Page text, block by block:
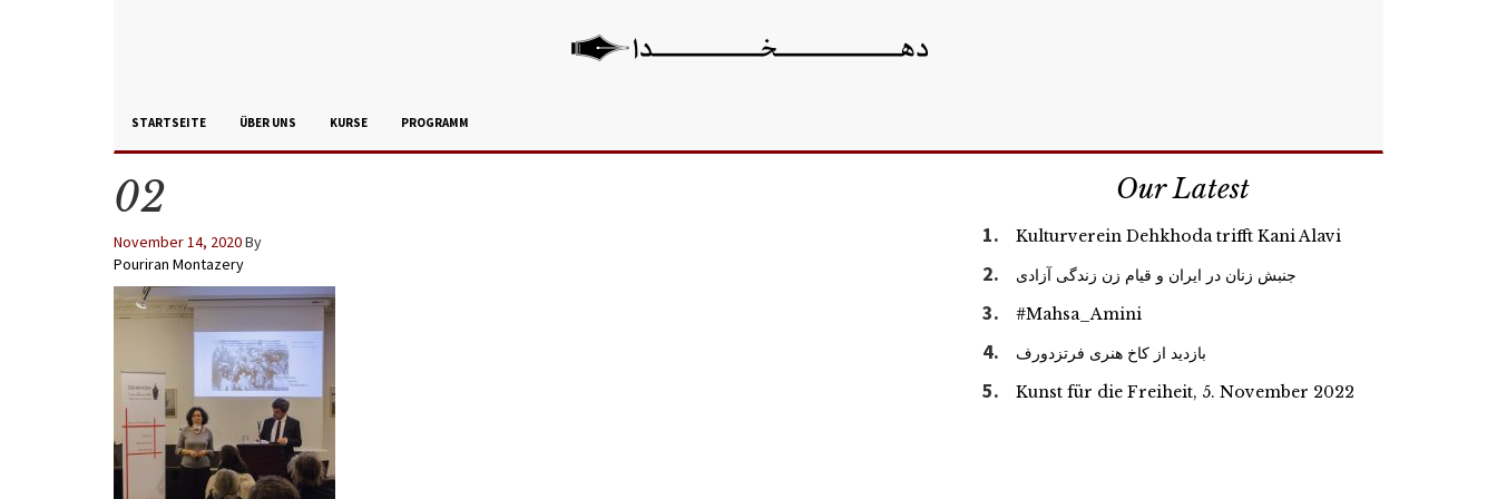
STARTSEITE ÜBER UNS KURSE PROGRAMM
02
November 14, 2020By
Pouriran Montazery
Our Latest
Kulturverein Dehkhoda trifft Kani Alavi
جنبش زنان در ایران و قیام زن زندگی آزادی
#Mahsa_Amini
بازدید از کاخ هنری فرتزدورف
Kunst für die Freiheit, 5. November 2022